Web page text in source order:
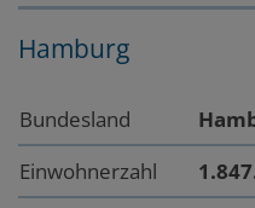
Hamburg
Bundesland
Einwohnerzahl